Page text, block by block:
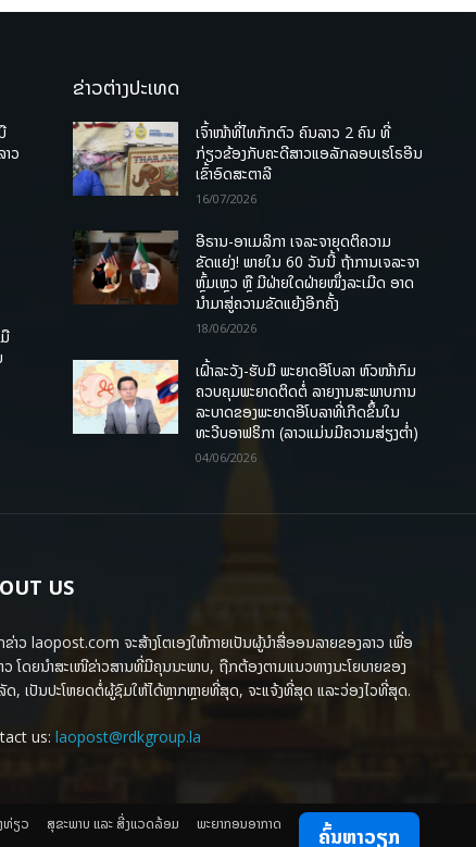
ວ
ຂ່າວຕ່າງປະເທດ
ເຈົ້າໜ້າທີ່ໄທກັກຕົວ ຄົນລາວ 2 ຄົນ ທີ່
ກ່ຽວຂ້ອງກັບຄະດີສາວແອລັກລອບເຮໂຣອີນ
ເຂົ້າອົດສະຕາລີ
16/07/2026
ອີຣານ-ອາເມລິກາ ເຈລະຈາຍຸດຕິຄວາມ
ຂັດແຍ່ງ! ພາຍໃນ 60 ວັນນີ້ ຖ້າການເຈລະຈາ
ຫຼົ້ມເຫຼວ ຫຼື ມີຝ່າຍໃດຝ່າຍໜຶ່ງລະເມີດ ອາດ
ນໍາມາສູ່ຄວາມຂັດແຍ້ງອີກຄັ້ງ
18/06/2026
ເຝົ້າລະວັງ-ຮັບມື ພະຍາດອີໂບລາ ຫົວໜ້າກົມ
ຄວບຄຸມພະຍາດຕິດຕໍ່ ລາຍງານສະພາບການ
ລະບາດຂອງພະຍາດອີໂບລາທີ່ເກີດຂຶ້ນໃນ
ທະວີບອາຟຣິກາ (ລາວແມ່ນມີຄວາມສ່ຽງຕໍ່າ)
04/06/2026
US
າວ laopost.com ຈະສ້າງໂຕເອງໃຫ້ກາຍເປັນຜູ້ນຳສື່ອອນລາຍຂອງລາວ ເພື່ອ
ໂດຍນຳສະເໜີຂ່າວສານທີ່ມີຄຸນນະພາບ, ຖືກຕ້ອງຕາມແນວທາງນະໂຍບາຍຂອງ
, ເປັນປະໂຫຍດຕໍ່ຜູ້ຊົມໃຫ້ໄດ້ຫຼາກຫຼາຍທີ່ສຸດ, ຈະແຈ້ງທີ່ສຸດ ແລະວ່ອງໄວທີ່ສຸດ.
us: laopost@rdkgroup.la
ທ່ຽວ ສຸຂະພາບ ແລະ ສີ່ງແວດລ້ອມ ພະຍາກອນອາກາດ ຄົ້ນຫາວຽກ